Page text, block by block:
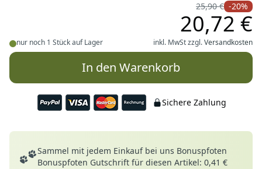
nur noch 1 Stück auf Lager
25,90 € -20%
20,72 €
inkl. MwSt zzgl.Versandkosten
In den Warenkorb
Sichere Zahlung
Deine Vorteile
Sammel mit jedem Einkauf bei uns Bonuspfoten
Bonuspfoten Gutschrift für diesen Artikel: 0,41 €